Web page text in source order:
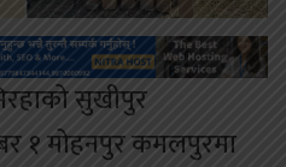
सुखीपुर
१ मोहनपुर कमलपुरमा